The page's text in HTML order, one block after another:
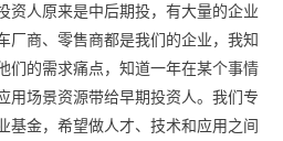
资人原来是中后期投，有大量的企业
厂商、零售商都是我们的企业，我知
们的需求痛点，知道一年在某个事情
用场景资源带给早期投资人。我们专
基金，希望做人才、技术和应用之间